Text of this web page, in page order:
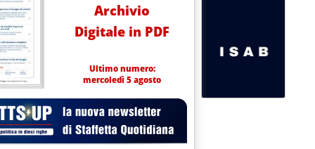
Archivio
Digitale in PDF
Ultimo numero:
mercoledì 5 agosto